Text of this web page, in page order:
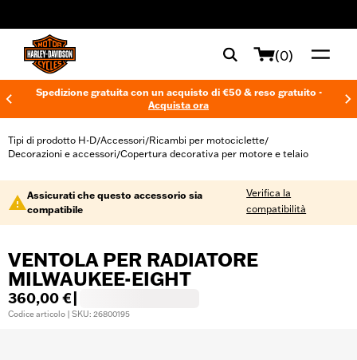
(0)
Spedizione gratuita con un acquisto di €50 & reso gratuito -
Acquista ora
Tipi di prodotto H-D/Accessori/Ricambi per motociclette/
Decorazioni e accessori/Copertura decorativa per motore e telaio
Assicurati che questo accessorio sia
compatibile
Verifica la
compatibilità
VENTOLA PER RADIATORE
MILWAUKEE-EIGHT
360,00 €
Codice articolo | SKU: 26800195